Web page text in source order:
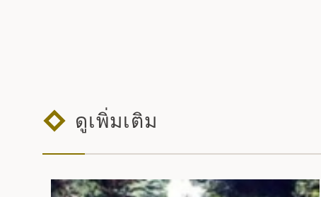
ดูเพิ่มเติม